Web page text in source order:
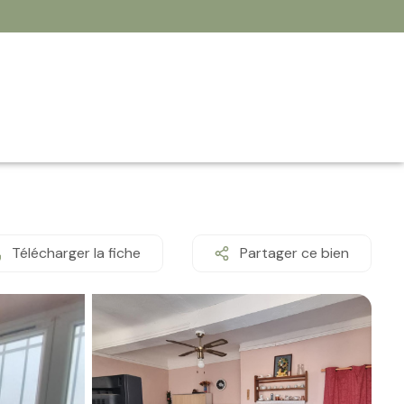
Télécharger la fiche Partager ce bien